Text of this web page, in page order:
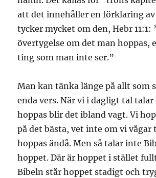
att det innehåller en förklaring av
tycker mycket om den, Hebr 11:1:
övertygelse om det man hoppas,
ting som man inte ser.”
Man kan tänka länge på allt som
enda vers. När vi i dagligt tal
hoppas blir det ibland vagt. Vi
på det bästa, vet inte om vi vågar
hoppas ändå. Men så talar inte
hoppet. Där är hoppet i stället
Bibeln står hoppet stadigt och